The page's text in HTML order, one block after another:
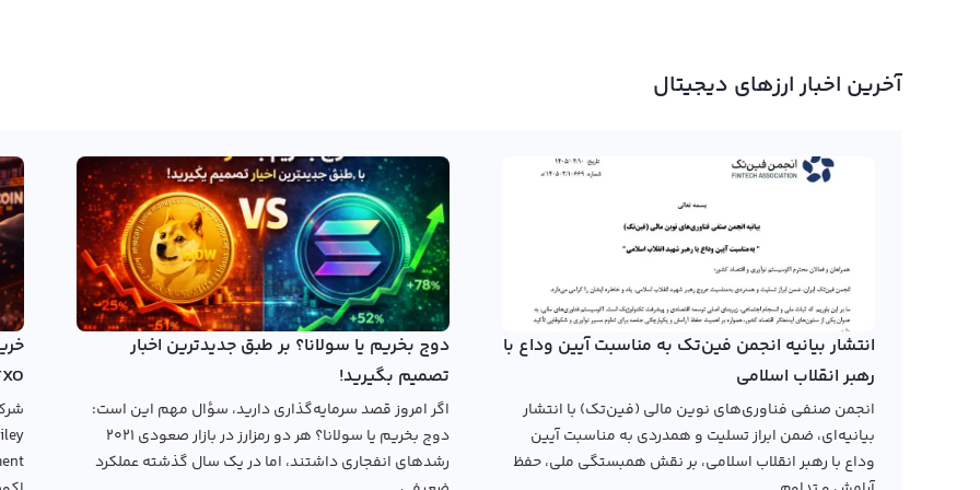
آخرین اخبار ارزهای دیجیتال
انتشار بیانیه انجمن فین‌تک به مناسبت آیین وداع با
رهبر انقلاب اسلامی
انجمن صنفی فناوری‌های نوین مالی (فین‌تک) با انتشار
بیانیه‌ای، ضمن ابراز تسلیت و همدردی به مناسبت آیین
وداع با رهبر انقلاب اسلامی، بر نقش همبستگی ملی، حفظ
دوج بخریم یا سولانا؟ بر طبق جدیدترین اخبار
تصمیم بگیرید!
اگر امروز قصد سرمایه‌گذاری دارید، سؤال مهم این است:
دوج بخریم یا سولانا؟ هر دو رمزارز در بازار صعودی ۲۰۲۱
رشدهای انفجاری داشتند، اما در یک سال گذشته عملکرد